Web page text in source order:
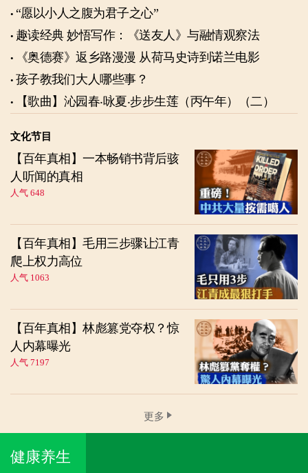
“愿以小人之腹为君子之心”
趣读经典 妙悟写作：《送友人》与融情观察法
《奥德赛》返乡路漫漫 从荷马史诗到诺兰电影
孩子教我们大人哪些事？
【歌曲】沁园春‧咏夏‧步步生莲（丙午年）（二）
文化节目
【百年真相】一本畅销书背后骇
人听闻的真相
人气 648
【百年真相】毛用三步骤让江青
爬上权力高位
人气 1063
【百年真相】林彪篡党夺权？惊
人内幕曝光
人气 7197
更多
健康养生